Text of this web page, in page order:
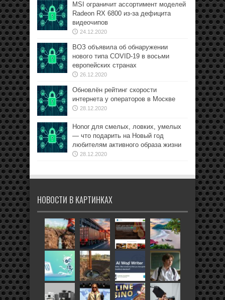
MSI ограничит ассортимент моделей
Radeon RX 6800 из-за дефицита
видеочипов
24.12.2020
ВОЗ объявила об обнаружении
нового типа COVID-19 в восьми
европейских странах
26.12.2020
Обновлён рейтинг скорости
интернета у операторов в Москве
28.12.2020
Honor для смелых, ловких, умелых
— что подарить на Новый год
любителям активного образа жизни
28.12.2020
НОВОСТИ В КАРТИНКАХ